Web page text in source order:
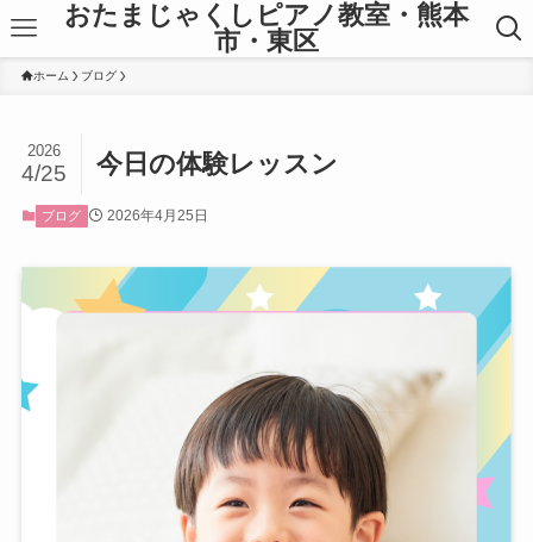
おたまじゃくしピアノ教室・熊本
市・東区
ホーム ブログ
今日の体験レッスン
2026
4/25
ブログ 2026年4月25日